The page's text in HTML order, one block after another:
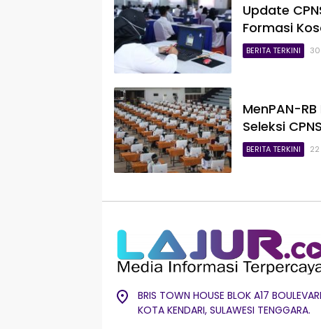
Update
Formasi
BERITA TERKINI
MenPAN-
Seleksi
BERITA TERKINI
BRIS TOWN HOUSE BLOK A17
KOTA KENDARI, SULAWESI TENGGARA.